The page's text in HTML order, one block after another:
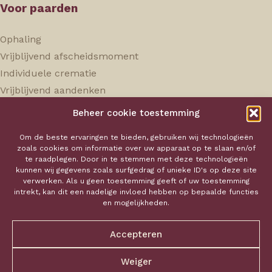
Beheer cookie toestemming
Om de beste ervaringen te bieden, gebruiken wij technologieën
zoals cookies om informatie over uw apparaat op te slaan en/of
te raadplegen. Door in te stemmen met deze technologieën
kunnen wij gegevens zoals surfgedrag of unieke ID's op deze site
verwerken. Als u geen toestemming geeft of uw toestemming
intrekt, kan dit een nadelige invloed hebben op bepaalde functies
en mogelijkheden.
Accepteren
Weiger
Mail ons
Voor paarden
Ophaling
Vrijblijvend afscheidsmoment
Individuele crematie
Vrijblijvend aandenken
Over ons
Onze tarieven
Aandenken